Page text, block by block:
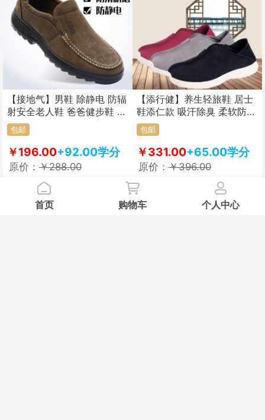
【接地气】男鞋 除静电 防辐
射安全老人鞋 爸爸健步鞋 中
老年商务休闲鞋F款
包邮
￥196.00+92.00学分
原价：￥288.00
【添行健】养生轻旅鞋 居士
鞋添仁款 吸汗除臭 柔软防滑
耐磨减震
包邮
￥331.00+65.00学分
原价：￥396.00
首页 购物车 个人中心